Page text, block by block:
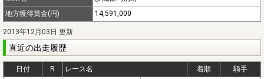
地方獲得賞金(円)
14,591,000
2013年12月03日 更新
直近の出走履歴
日付 R レース名 着順
騎手